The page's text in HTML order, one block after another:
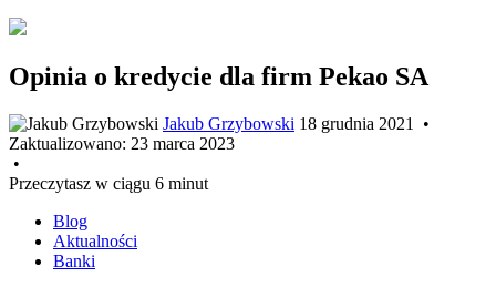
Opinia o kredycie dla firm Pekao SA
Jakub Grzybowski 18 grudnia 2021
•
Zaktualizowano: 23 marca 2023
•
Przeczytasz w ciągu 6 minut
Blog
Aktualności
Banki